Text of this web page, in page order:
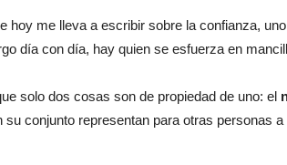
hoy me lleva a escribir sobre la confianza,
día con día, hay quien se esfuerza en
solo dos cosas son de propiedad de uno: el
conjunto representan para otras personas